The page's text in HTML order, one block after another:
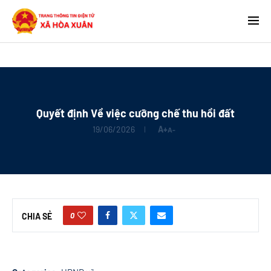
Quyết định Về việc cưỡng chế thu hồi đất
19/06/2026 A+A-
CHIA SẺ 0